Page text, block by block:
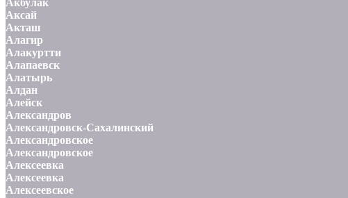
Аксай
Акташ
Алагир
Алакуртти
Алапаевск
Алатырь
Алдан
Алейск
Александров
Александровск-Сахалинский
Александровское
Александровское
Алексеевка
Алексеевка
Алексеевское